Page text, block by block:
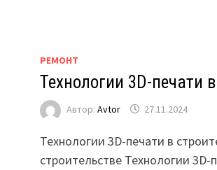
РЕМОНТ
Технологии 3D-печати
Автор:Avtor 27.11.2024
Технологии 3D-печати в
строительстве Технологии